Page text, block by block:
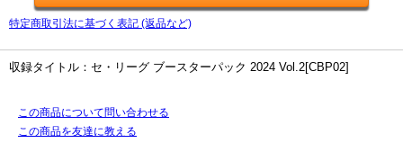
特定商取引法に基づく表記 (返品など)
収録タイトル：セ・リーグ ブースターパック 2024 Vol.2[CBP02]
この商品について問い合わせる
この商品を友達に教える